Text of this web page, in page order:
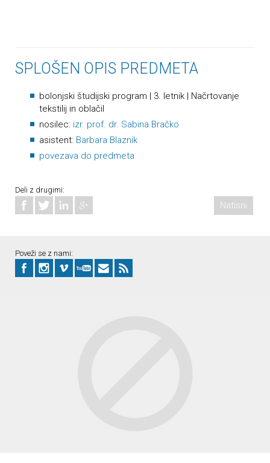
SPLOŠEN OPIS PREDMETA
bolonjski študijski program | 3. letnik | Načrtovanje
tekstilij in oblačil
nosilec: izr. prof. dr. Sabina Bračko
asistent: Barbara Blaznik
povezava do predmeta
Deli z drugimi:
Natisni
Poveži se z nami: